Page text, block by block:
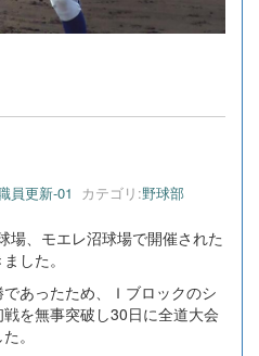
員更新-01 カテゴリ:野球部
場、モエレ沼球場で開催された
した。
あったため、Ｉブロックのシ
を無事突破し30日に全道大会
。